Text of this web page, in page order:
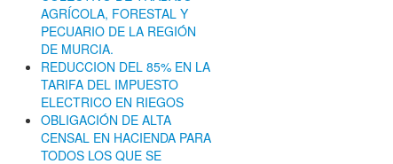
AGRÍCOLA, FORESTAL Y
PECUARIO DE LA REGIÓN
DE MURCIA.
REDUCCION DEL 85% EN LA
TARIFA DEL IMPUESTO
ELECTRICO EN RIEGOS
OBLIGACIÓN DE ALTA
CENSAL EN HACIENDA PARA
TODOS LOS QUE SE